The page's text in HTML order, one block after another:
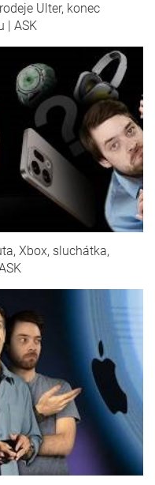
Ulter, konec
| ASK
Xbox, sluchátka,